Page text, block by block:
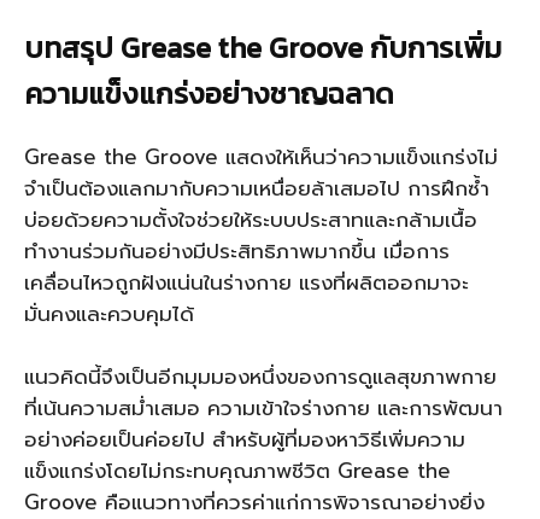
บทสรุป Grease the Groove กับการเพิ่ม
ความแข็งแกร่งอย่างชาญฉลาด
Grease the Groove แสดงให้เห็นว่าความแข็งแกร่งไม่
จำเป็นต้องแลกมากับความเหนื่อยล้าเสมอไป การฝึกซ้ำ
บ่อยด้วยความตั้งใจช่วยให้ระบบประสาทและกล้ามเนื้อ
ทำงานร่วมกันอย่างมีประสิทธิภาพมากขึ้น เมื่อการ
เคลื่อนไหวถูกฝังแน่นในร่างกาย แรงที่ผลิตออกมาจะ
มั่นคงและควบคุมได้
แนวคิดนี้จึงเป็นอีกมุมมองหนึ่งของการดูแลสุขภาพกาย
ที่เน้นความสม่ำเสมอ ความเข้าใจร่างกาย และการพัฒนา
อย่างค่อยเป็นค่อยไป สำหรับผู้ที่มองหาวิธีเพิ่มความ
แข็งแกร่งโดยไม่กระทบคุณภาพชีวิต Grease the
Groove คือแนวทางที่ควรค่าแก่การพิจารณาอย่างยิ่ง